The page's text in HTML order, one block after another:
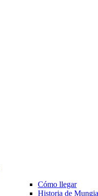
Cómo llegar
Historia de Mungia